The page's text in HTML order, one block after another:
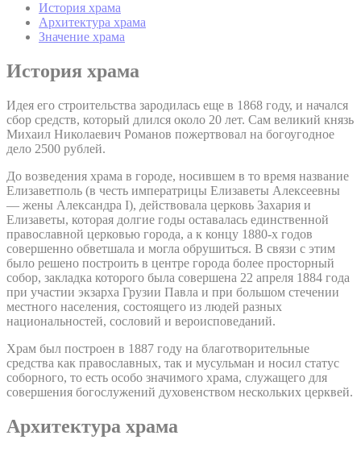
История храма
Архитектура храма
Значение храма
История храма
Идея его строительства зародилась еще в 1868 году, и начался
сбор средств, который длился около 20 лет. Сам великий князь
Михаил Николаевич Романов пожертвовал на богоугодное
дело 2500 рублей.
До возведения храма в городе, носившем в то время название
Елизаветполь (в честь императрицы Елизаветы Алексеевны
— жены Александра I), действовала церковь Захария и
Елизаветы, которая долгие годы оставалась единственной
православной церковью города, а к концу 1880-х годов
совершенно обветшала и могла обрушиться. В связи с этим
было решено построить в центре города более просторный
собор, закладка которого была совершена 22 апреля 1884 года
при участии экзарха Грузии Павла и при большом стечении
местного населения, состоящего из людей разных
национальностей, сословий и вероисповеданий.
Храм был построен в 1887 году на благотворительные
средства как православных, так и мусульман и носил статус
соборного, то есть особо значимого храма, служащего для
совершения богослужений духовенством нескольких церквей.
Архитектура храма